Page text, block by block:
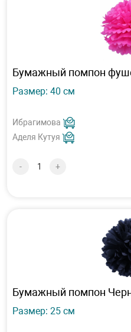
Бумажный помпон
Размер: 40 см
Ибрагимова
Аделя Кутуя
- +
Бумажный помпон
Размер: 25 см